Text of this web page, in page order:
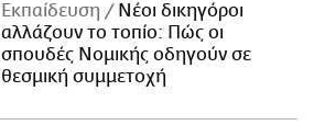
Εκπαίδευση
Νέοι δικηγόροι
αλλάζουν το τοπίο: Πώς οι
σπουδές Νομικής οδηγούν σε
θεσμική συμμετοχή